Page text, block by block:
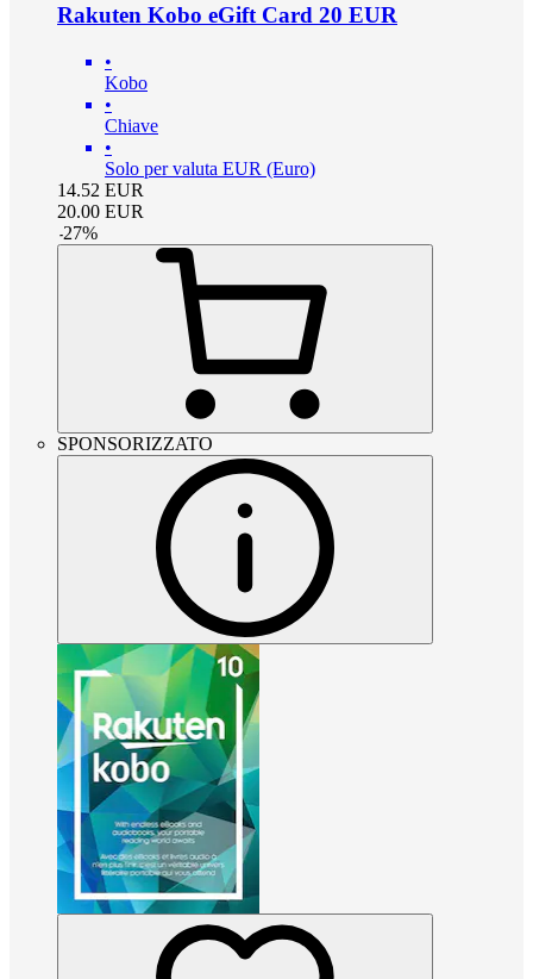
Rakuten Kobo eGift Card 20 EUR
•
Kobo
•
Chiave
•
Solo per valuta EUR (Euro)
14.52 EUR
20.00 EUR
-27%
SPONSORIZZATO